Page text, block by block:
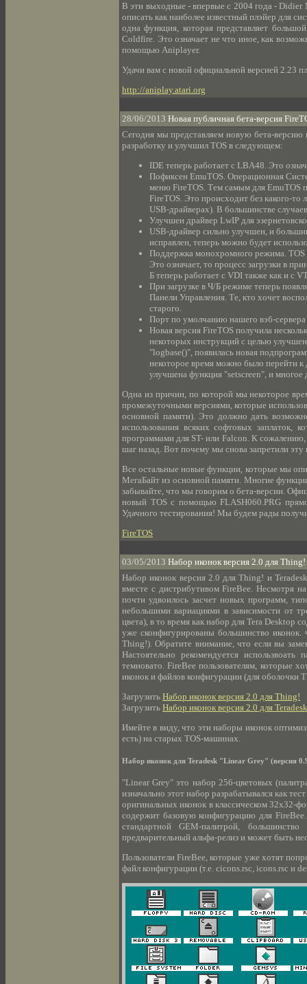
В эти выходные - впервые с 2004 года -
описать как наиболее известный плэйер для
одна функция, которая представляет
Coldfire. Это означает не что иное, как
помощью Aniplayer.
Удачи вам с новой официальной версией 2.23
http://aniplay.atari.org
28/06/2013 Новая публичная бета-версия
Сегодня мы представляем новую бета-
разработку и улучшил TOS в следующем:
IDE теперь работает с LBA48. Это
Пофиксен EmuTOS. Операционная
меню FireTOS. Тем самым для EmuTOS
FireTOS. Это происходит без какого-то
USB-драйверах). В большинстве
Улучшен драйвер LwIP для
USB-драйвер сильно улучшен, и
исправлен, теперь можно будет
Поддержка монохромного режима. TOS
Это означает, то процесс загрузки в
Б теперь работает с VDI также как и с
При загрузке в Ч/Б режиме теперь
Панели Управления. Те, кто хочет
старого.
Порт по умолчанию нашего вэб-сервера
Новая версия FireTOS получила
некоторых инструкций с целью
"logbase()", появилась новая
некоторое время можно было перейти
улучшена функция "setscreen", и многое
Одна из причин, по которой мы некоторое
промежуточными версиями, которые
основной памяти). Это должно дать
использования всяких софтовых заплаток,
программами для ST- или Falcon. К
шаг назад. Вот почему мы снова запретили
Все остальные новые функции, которые мы
МегаБайт из основной памяти. Многие
забывайте, что мы говорим о бета-версии.
новый TOS с помощью FLASH060.PRG
Удачного тестирования! Мы будем рады
FireTOS
03/05/2013 Набор иконок версия 2.0 для Thing!
Набор иконок версия 2.0 для Thing! и
вместе с дистрибутивом FireBee. Несмотря
почти удвоилось засчет новых программ,
небольшими вариациями в зависимости от
цвета), в то время как набор для Tera Desktop
уже сконфигурированы большинство
Thing!). Обратите внимание, что если вы
Настоятельно рекомендуется
темновато. FireBee пользователям, которые
иконок и файлов конфигурации (для
Загрузить Набор иконок версия 2.0 для Thing!
Загрузить Набор иконок версия 2.0 для Teradesk
Имейте в виду, что эти наборы иконок
есть) на старых TOS-машинах.
Набор иконок для Teradesk "Linear Grey" (версия
"Linear Grey" это набор 256-цветовых
изначально этот набор разрабатывался как
оригинальных иконок в классическом 32x32-
содержит базовую конфигурацию для
стандартной GEM-палитрой,
предварительный альфа-релиз и может быть
Пользователи FireBee, которые уже хотят
файл конфигурации (т.е. cicons.rsc, icons.rsc и